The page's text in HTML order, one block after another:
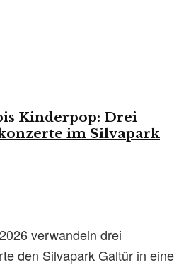
Kinderpop: Drei
im Silvapark
verwandeln drei
den Silvapark Galtür in eine